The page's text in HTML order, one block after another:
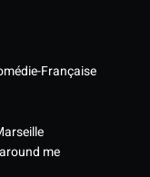
Française
me